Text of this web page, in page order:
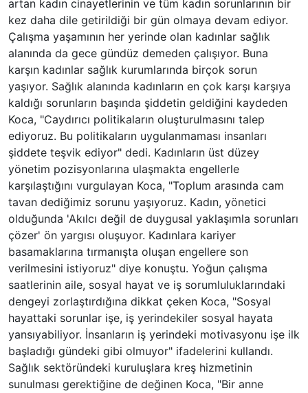
artan kadın cinayetlerinin ve tüm kadın sorunlarının bir
kez daha dile getirildiği bir gün olmaya devam ediyor.
Çalışma yaşamının her yerinde olan kadınlar sağlık
alanında da gece gündüz demeden çalışıyor. Buna
karşın kadınlar sağlık kurumlarında birçok sorun
yaşıyor. Sağlık alanında kadınların en çok karşı karşıya
kaldığı sorunların başında şiddetin geldiğini kaydeden
Koca, "Caydırıcı politikaların oluşturulmasını talep
ediyoruz. Bu politikaların uygulanmaması insanları
şiddete teşvik ediyor" dedi. Kadınların üst düzey
yönetim pozisyonlarına ulaşmakta engellerle
karşılaştığını vurgulayan Koca, "Toplum arasında cam
tavan dediğimiz sorunu yaşıyoruz. Kadın, yönetici
olduğunda 'Akılcı değil de duygusal yaklaşımla sorunları
çözer' ön yargısı oluşuyor. Kadınlara kariyer
basamaklarına tırmanışta oluşan engellere son
verilmesini istiyoruz" diye konuştu. Yoğun çalışma
saatlerinin aile, sosyal hayat ve iş sorumluluklarındaki
dengeyi zorlaştırdığına dikkat çeken Koca, "Sosyal
hayattaki sorunlar işe, iş yerindekiler sosyal hayata
yansıyabiliyor. İnsanların iş yerindeki motivasyonu işe ilk
başladığı gündeki gibi olmuyor" ifadelerini kullandı.
Sağlık sektöründeki kuruluşlara kreş hizmetinin
sunulması gerektiğine de değinen Koca, "Bir anne